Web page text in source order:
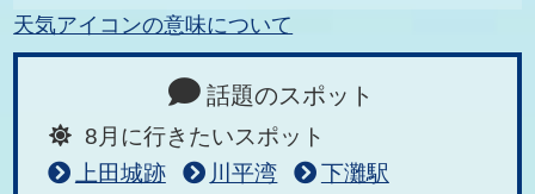
天気アイコンの意味について
話題のスポット
8月に行きたいスポット
上田城跡
川平湾
下灘駅